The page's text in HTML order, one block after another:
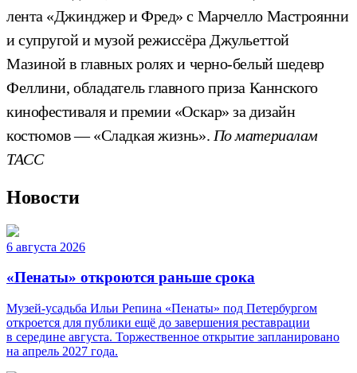
лента «Джинджер и Фред» с Марчелло Мастроянни
и супругой и музой режиссёра Джульеттой
Мазиной в главных ролях и черно-белый шедевр
Феллини, обладатель главного приза Каннского
кинофестиваля и премии «Оскар» за дизайн
костюмов — «Сладкая жизнь». По материалам
ТАСС
Новости
6 августа 2026
«Пенаты» откроются раньше срока
Музей-усадьба Ильи Репина «Пенаты» под Петербургом
откроется для публики ещё до завершения реставрации
в середине августа. Торжественное открытие запланировано
на апрель 2027 года.